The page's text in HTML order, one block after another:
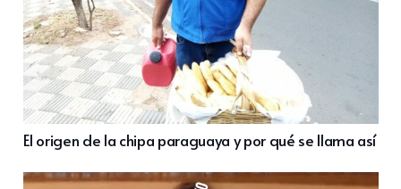
El origen de la chipa paraguaya y por qué se llama así